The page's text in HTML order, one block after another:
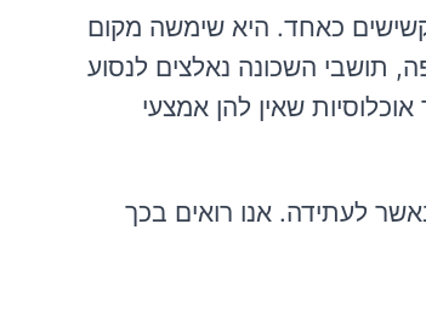
כאחד. היא שימשה מקום
, תושבי השכונה נאלצים לנסוע
אוכלוסיות שאין להן אמצעי
לעתידה. אנו רואים בכך